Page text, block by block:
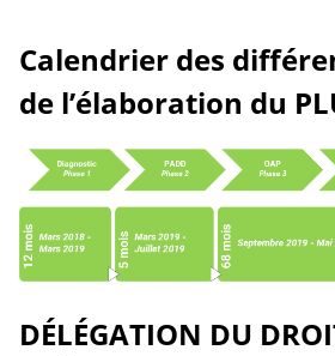
Calendrier des
de l’élaboration du
DÉLÉGATION DU